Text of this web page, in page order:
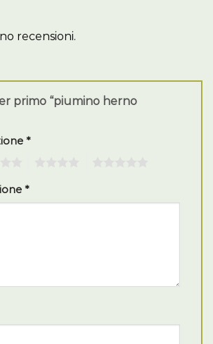
recensioni.
primo “piumino herno
*
*